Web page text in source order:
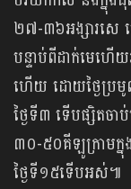
២៧-៣៦អង្សារសេ
បន្ទាប់ពីដាក់មេហ
ហើយ ដោយថ្ងៃប្រ
ថ្ងៃទី៣ ទើបផ្សិតចា
៣០-៥០គីឡូក្រាមក្
ថ្ងៃទី១៥ទើបអស់៕